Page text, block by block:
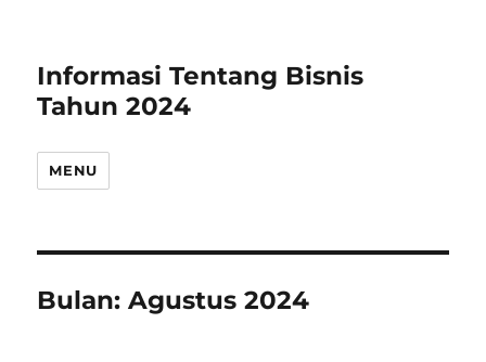
Informasi Tentang Bisnis
Tahun 2024
MENU
Bulan:Agustus 2024